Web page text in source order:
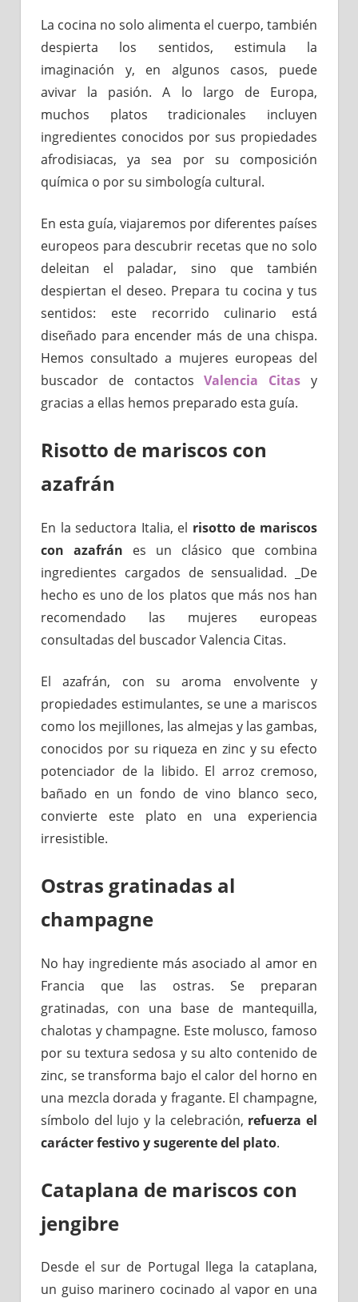
La cocina no solo alimenta el cuerpo, también
despierta los sentidos, estimula la
imaginación y, en algunos casos, puede
avivar la pasión. A lo largo de Europa,
muchos platos tradicionales incluyen
ingredientes conocidos por sus propiedades
afrodisiacas, ya sea por su composición
química o por su simbología cultural.
En esta guía, viajaremos por diferentes países
europeos para descubrir recetas que no solo
deleitan el paladar, sino que también
despiertan el deseo. Prepara tu cocina y tus
sentidos: este recorrido culinario está
diseñado para encender más de una chispa.
Hemos consultado a mujeres europeas del
buscador de contactosValencia Citas y
gracias a ellas hemos preparado esta guía.
Risotto de mariscos con
azafrán
En la seductora Italia, el risotto de mariscos
con azafrán es un clásico que combina
ingredientes cargados de sensualidad. _De
hecho es uno de los platos que más nos han
recomendado las mujeres europeas
consultadas del buscador Valencia Citas.
El azafrán, con su aroma envolvente y
propiedades estimulantes, se une a mariscos
como los mejillones, las almejas y las gambas,
conocidos por su riqueza en zinc y su efecto
potenciador de la libido. El arroz cremoso,
bañado en un fondo de vino blanco seco,
convierte este plato en una experiencia
irresistible.
Ostras gratinadas al
champagne
No hay ingrediente más asociado al amor en
Francia que las ostras. Se preparan
gratinadas, con una base de mantequilla,
chalotas y champagne. Este molusco, famoso
por su textura sedosa y su alto contenido de
zinc, se transforma bajo el calor del horno en
una mezcla dorada y fragante. El champagne,
símbolo del lujo y la celebración, refuerza el
carácter festivo y sugerente del plato.
Cataplana de mariscos con
jengibre
Desde el sur de Portugal llega la cataplana,
un guiso marinero cocinado al vapor en una